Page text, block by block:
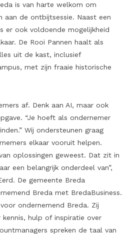
is van harte welkom om
aan de ontbijtsessie. Naast een
er ook voldoende mogelijkheid
De Rooi Pannen haalt als
uit de kast, inclusief
met zijn fraaie historische
af. Denk aan AI, maar ook
“Je hoeft als ondernemer
Wij ondersteunen graag
elkaar vooruit helpen.
oplossingen geweest. Dat zit in
een belangrijk onderdeel van”,
De gemeente Breda
Breda met BredaBusiness.
ondernemend Breda. Zij
hulp of inspiratie over
spreken de taal van